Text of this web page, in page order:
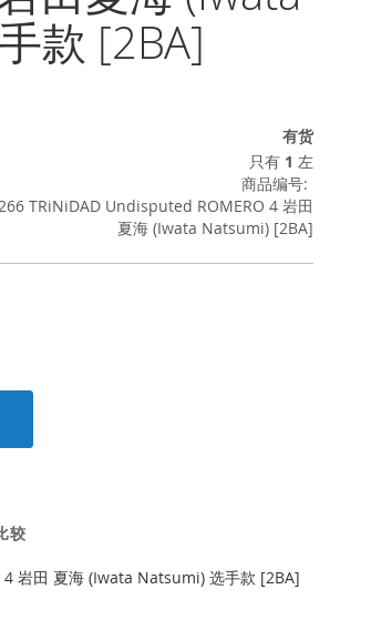
款 [2BA]
有货
只有 1 左
商品编号
TRiNiDAD Undisputed ROMERO 4 岩田
夏海 (Iwata Natsumi) [2BA]
较
岩田 夏海 (Iwata Natsumi) 选手款 [2BA]